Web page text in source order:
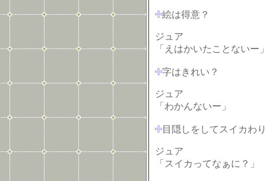
絵は得意？
ジュア
「えはかいたことないー
字はきれい？
ジュア
「わかんないー」
目隠しをしてスイカわ
ジュア
「スイカってなぁに？」